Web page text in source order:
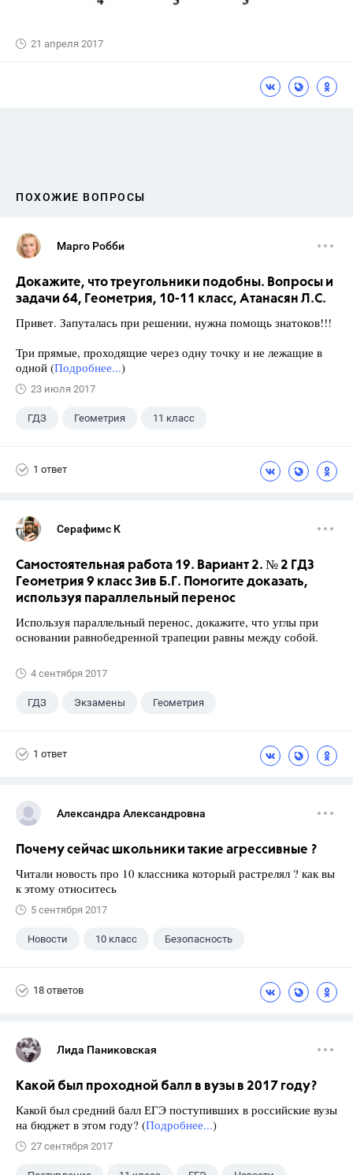
21 апреля 2017
ПОХОЖИЕ ВОПРОСЫ
Марго Робби
Докажите, что треугольники подобны. Вопросы и
задачи 64, Геометрия, 10-11 класс, Атанасян Л.С.
Привет. Запуталась при решении, нужна помощь знатоков!!!
Три прямые, проходящие через одну точку и не лежащие в
одной (Подробнее...)
23 июля 2017
ГДЗ Геометрия 11 класс
1 ответ
Серафимс К
Самостоятельная работа 19. Вариант 2. № 2 ГДЗ
Геометрия 9 класс Зив Б.Г. Помогите доказать,
используя параллельный перенос
Используя параллельный перенос, докажите, что углы при
основании равнобедренной трапеции равны между собой.
4 сентября 2017
ГДЗ Экзамены Геометрия
1 ответ
Александра Александровна
Почему сейчас школьники такие агрессивные ?
Читали новость про 10 классника который растрелял ? как вы
к этому относитесь
5 сентября 2017
Новости 10 класс Безопасность
18 ответов
Лида Паниковская
Какой был проходной балл в вузы в 2017 году?
Какой был средний балл ЕГЭ поступивших в российские вузы
на бюджет в этом году? (Подробнее...)
27 сентября 2017